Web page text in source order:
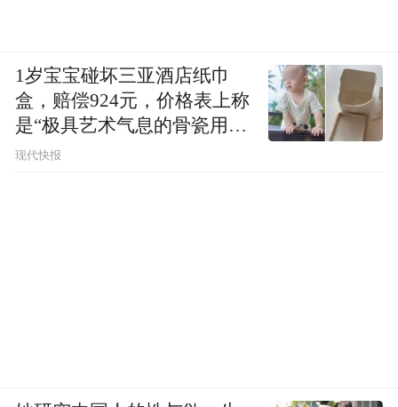
1岁宝宝碰坏三亚酒店纸巾
盒，赔偿924元，价格表上称
是“极具艺术气息的骨瓷用
品”
现代快报